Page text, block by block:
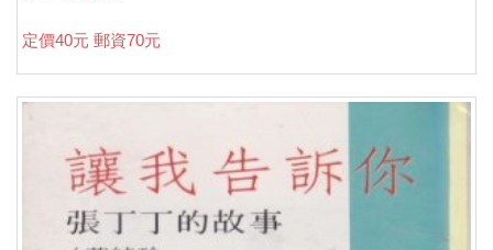
定價40元 郵資70元